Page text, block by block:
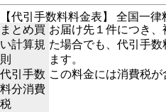
【代引手数料料金表】 全国一律
まとめ買
い計算規
則
お届け先１件につき
た場合でも、代引手
ます。
代引手数
料分消費
税
この料金には消費税